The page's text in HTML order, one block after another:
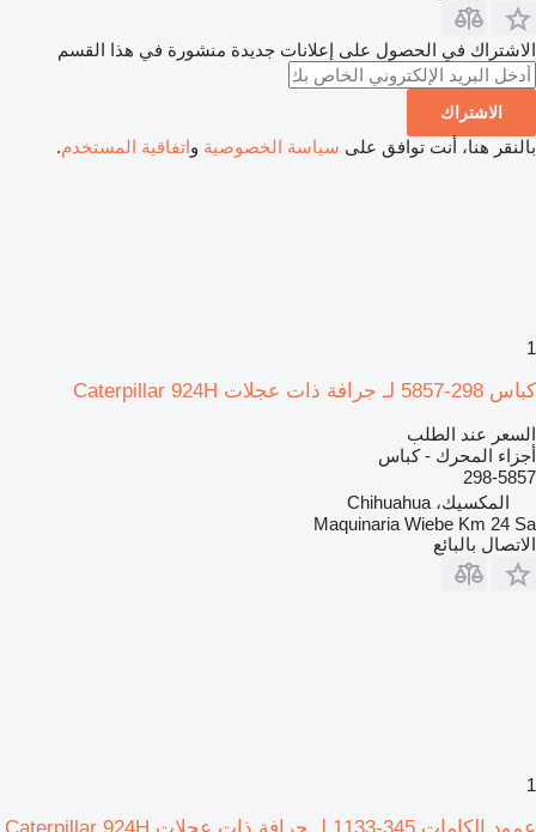
الاشتراك في الحصول على إعلانات جديدة منشورة في هذا القسم
الاشتراك
بالنقر هنا، أنت توافق على سياسة الخصوصية واتفاقية المستخدم.
1
كباس 298-5857 لـ جرافة ذات عجلات Caterpillar 924H
السعر عند الطلب
أجزاء المحرك - كباس
298-5857
المكسيك، Chihuahua
Maquinaria Wiebe Km 24 Sa
الاتصال بالبائع
1